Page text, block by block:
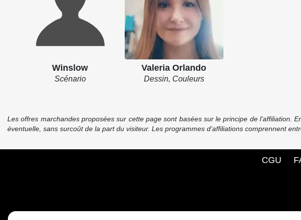
Winslow
Scénario
Valeria Orlando
Dessin, Couleurs
Les offres marchandes proposées sur cette page sont basées sur le principe de l'affiliation.
éventuelle, sans surcoût de la part du visiteur. Les programmes d’affiliations comprennent
CGU